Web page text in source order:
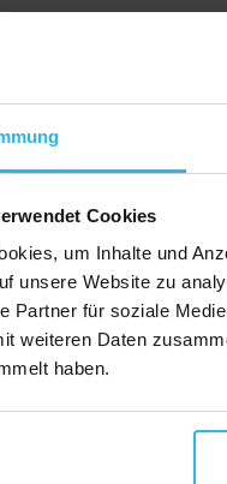
Cookies
um Inhalte und
unsere Website zu
Partner für soziale
weiteren Daten
haben.